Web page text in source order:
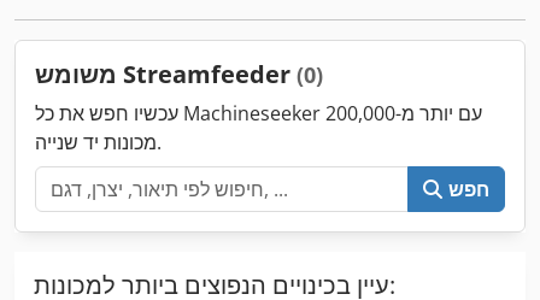
משומש Streamfeeder (0)
עכשיו חפש את כל Machineseeker עם יותר מ-200,000
מכונות יד שנייה.
חפש
עיין בכינויים הנפוצים ביותר למכונות: